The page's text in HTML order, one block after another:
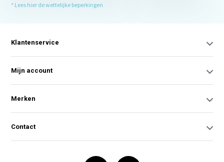
* Lees hier de wettelijke beperkingen
Klantenservice
Mijn account
Merken
Contact